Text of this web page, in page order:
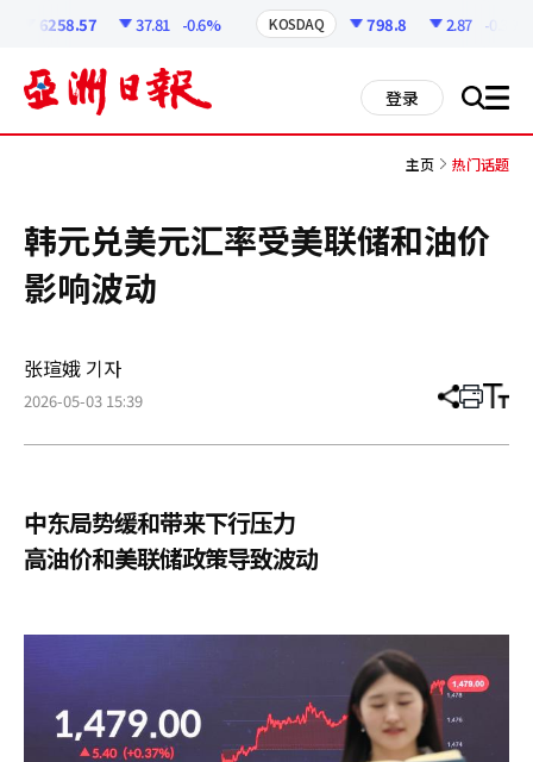
6258.57 37.81 -0.6% KOSDAQ 798.8 2.87 -0.36%
登录 搜 all
主页 热门话题
韩元兑美元汇率受美联储和油价
影响波动
张瑄娥 기자
2026-05-03 15:39 分
章
打 调
小
中东局势缓和带来下行压力
高油价和美联储政策导致波动